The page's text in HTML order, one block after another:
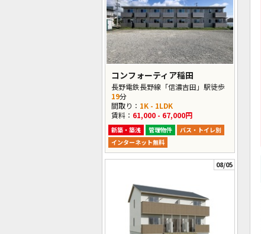
コンフォーティア稲田
長野電鉄長野線「信濃吉田」駅徒歩
19分
間取り： 1K - 1LDK
賃料： 61,000 - 67,000円
新築・築浅 管理物件
バス・トイレ別
インターネット無料
08/05